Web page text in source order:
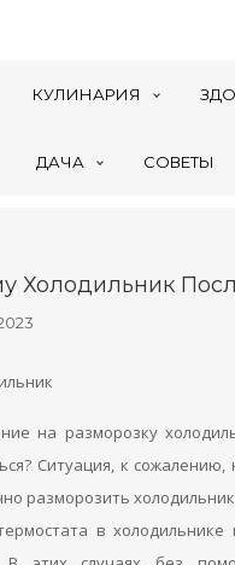
КУЛИНАРИЯ
ДАЧА СОВЕТЫ
Холодильник
на разморозку
Ситуация, к
разморозить
в холодильнике